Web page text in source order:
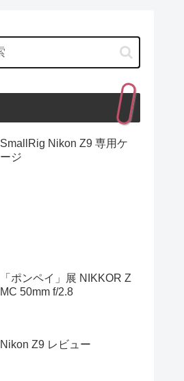
SmallRig Nikon Z9 専用ケ
ージ
「ポンペイ」展 NIKKOR Z
MC 50mm f/2.8
Nikon Z9 レビュー